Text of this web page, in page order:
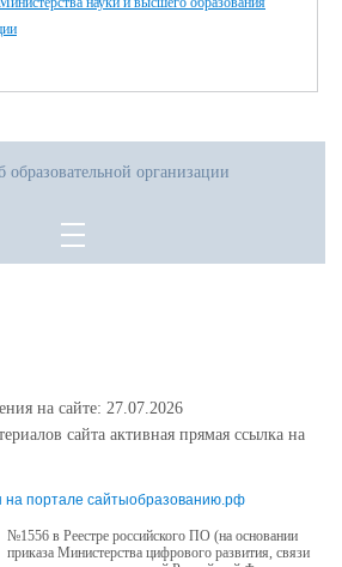
образовательной организации
на сайте: 27.07.2026
сайта активная прямая ссылка на
на портале сайтыобразованию.рф
№1556 в Реестре российского ПО (на основании
приказа Министерства цифрового развития, связи